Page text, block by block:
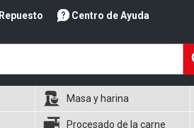
Centro de Ayuda
Masa y harina
Procesado de la carne